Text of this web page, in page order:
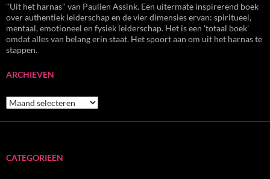
"Uit het harnas" van Paulien Assink. Een uitermate inspirerend boek
over authentiek leiderschap en de vier dimensies ervan: spiritueel,
mentaal, emotioneel en fysiek leiderschap. Het is een 'totaal boek'
omdat alles van belang erin staat. Het spoort aan om uit het harnas te
stappen.
ARCHIEVEN
Archieven
CATEGORIEËN